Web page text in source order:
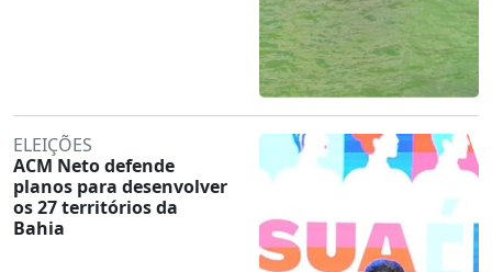
ELEIÇÕES
ACM Neto defende
planos para desenvolver
os 27 territórios da
Bahia